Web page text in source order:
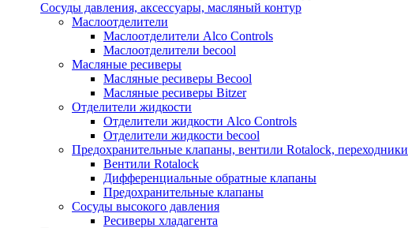
Сосуды давления, аксессуары, масляный контур
Маслоотделители
Маслоотделители Alco Controls
Маслоотделители becool
Масляные ресиверы
Масляные ресиверы Becool
Масляные ресиверы Bitzer
Отделители жидкости
Отделители жидкости Alco Controls
Отделители жидкости becool
Предохранительные клапаны, вентили Rotalock, переходники
Вентили Rotalock
Дифференциальные обратные клапаны
Предохранительные клапаны
Сосуды высокого давления
Ресиверы хладагента